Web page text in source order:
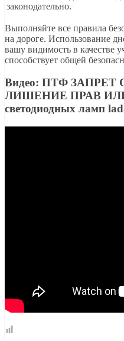
законодательно.
Выполняйте все правила
на дороге. Использование
вашу видимость в качестве
способствует общей
Видео: ПТФ ЗАПРЕТ
ЛИШЕНИЕ ПРАВ ИЛИ
светодиодных ламп